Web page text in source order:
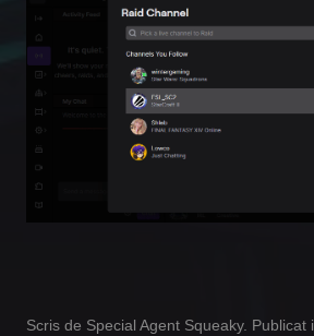
Scris de Special Agent Squeaky.